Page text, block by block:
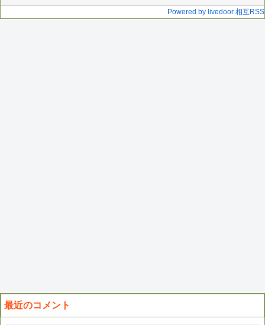
Powered by livedoor 相互RSS
最近のコメント